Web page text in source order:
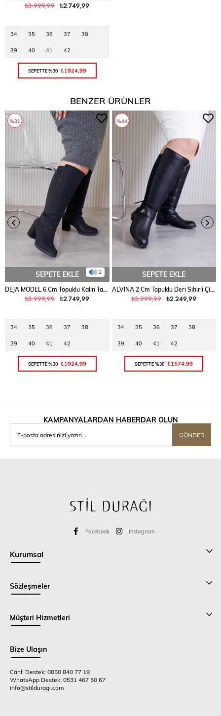
₺2.749,99
₺3.999,99
34 35 36 37 38
39 40 41 42
SEPETTE %30 ₺1924,99
BENZER ÜRÜNLER
2
SEPETE EKLE
DEJA MODEL 6 Cm Topuklu Kalin Taban Sihirli Çizme siyah cilt
₺2.749,99
₺3.999,99
34 35 36 37 38
39 40 41 42
SEPETTE %30 ₺1924,99
%31
SEPETE EKLE
ALVİNA 2 Cm Topuklu Deri Sihirli Çizme Siyah
₺2.249,99
₺3.999,99
34 35 36 37 38
39 40 41 42
SEPETTE %30 ₺1574,99
%44
KAMPANYALARDAN HABERDAR OLUN
GÖNDER
Facebook Instagram
Kurumsal
Sözleşmeler
Müşteri Hizmetleri
Bize Ulaşın
Canlı Destek: 0850 840 77 19
WhatsApp Destek: 0531 467 50 67
info@stilduragi.com